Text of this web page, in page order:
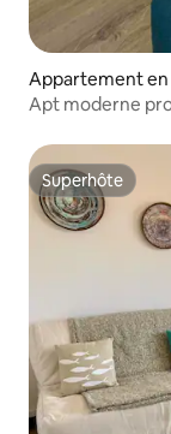
Appartement en
Apt moderne
Superhôte
Superhôte